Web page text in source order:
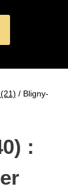
/ Bligny-
: